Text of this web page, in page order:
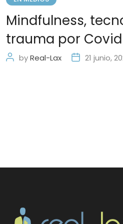
Mindfulness,
trauma por Covid
byReal-Lax 21 junio,